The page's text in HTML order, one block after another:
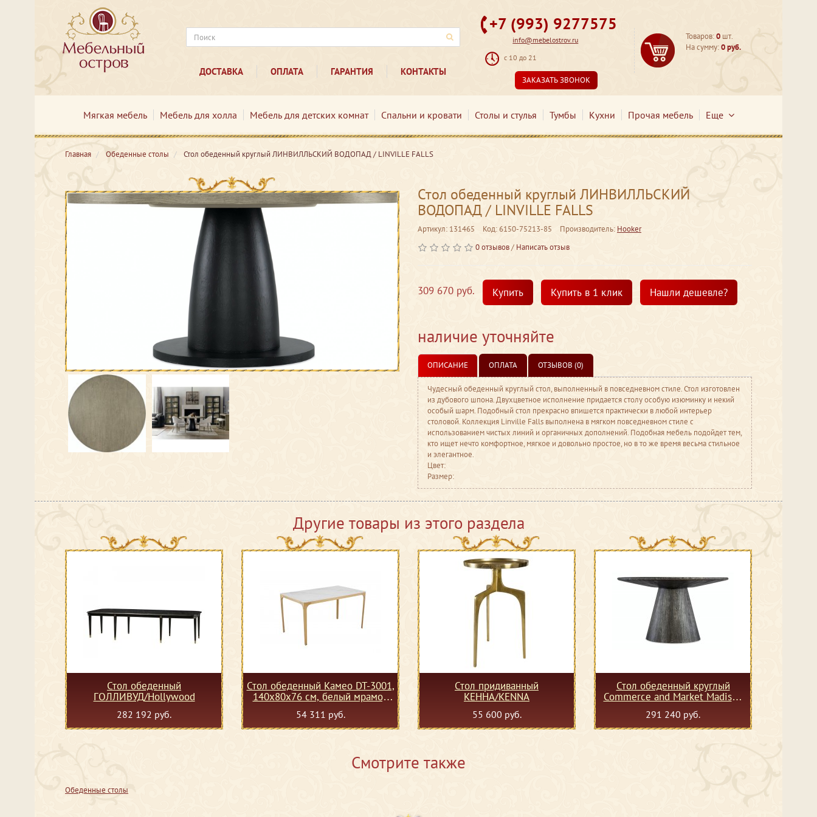
ДОСТАВКА ОПЛАТА ГАРАНТИЯ КОНТАКТЫ
+7 (993) 9277575
info@mebelostrov.ru
с 10 до 21
ЗАКАЗАТЬ ЗВОНОК
Товаров:0 шт.
На сумму:0 руб.
Мягкая мебель Мебель для холла Мебель для детских комнат Спальни и кровати Столы и стулья Тумбы Кухни Прочая мебель Еще
Главная Обеденные столы Стол обеденный круглый ЛИНВИЛЛЬСКИЙ ВОДОПАД / LINVILLE FALLS
Стол обеденный круглый ЛИНВИЛЛЬСКИЙ
ВОДОПАД / LINVILLE FALLS
Артикул: 131465 Код: 6150-75213-85 Производитель: Hooker
0 отзывов/ Написать отзыв
309 670 руб. Купить Купить в 1 клик Нашли дешевле?
наличие уточняйте
ОПИСАНИЕ ОПЛАТА ОТЗЫВОВ (0)
Чудесный обеденный круглый стол, выполненный в повседневном стиле. Стол изготовлен
из дубового шпона. Двухцветное исполнение придается столу особую изюминку и некий
особый шарм. Подобный стол прекрасно впишется практически в любой интерьер
столовой. Коллекция Linville Falls выполнена в мягком повседневном стиле с
использованием чистых линий и органичных дополнений. Подобная мебель подойдет тем,
кто ищет нечто комфортное, мягкое и довольно простое, но в то же время весьма стильное
и элегантное.
Цвет:
Размер:
Другие товары из этого раздела
Стол обеденный
ГОЛЛИВУД/Hollywood
282 192 руб.
Стол обеденный Камео DT-3001,
140х80х76 см, белый мрамор
(Статуарио)
54 311 руб.
Стол придиванный
КЕННА/KENNA
55 600 руб.
Стол обеденный круглый
Commerce and Market Madison
Round Dining Table
291 240 руб.
Смотрите также
Обеденные столы